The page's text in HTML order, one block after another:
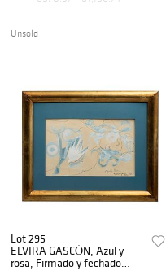
Unsold
Lot 295
ELVIRA GASCÓN, Azul y
rosa, Firmado y fechado